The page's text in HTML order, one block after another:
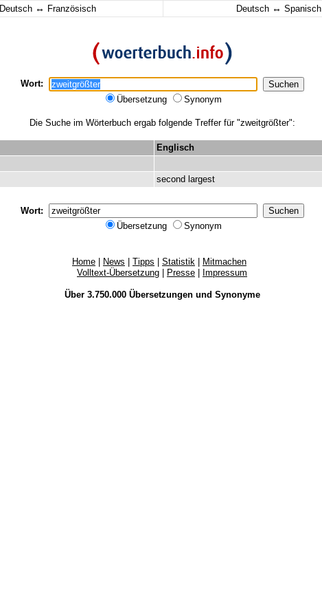
Deutsch ↔ Französisch Deutsch ↔ Spanisch
Wort:
Übersetzung
Synonym
Die Suche im Wörterbuch ergab folgende Treffer für "zweitgrößter":
Englisch
second largest
Wort:
Übersetzung
Synonym
Home News Tipps Statistik
Mitmachen
Volltext-Übersetzung
Presse Impressum
Über 3.750.000 Übersetzungenund Synonyme